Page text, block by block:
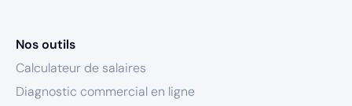
Nos outils
Calculateur de salaires
Diagnostic commercial en ligne